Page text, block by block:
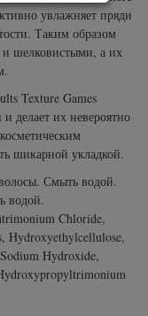
увлажняет пряди
Таким образом
и шелковистыми, а их
Texture Games
делает их невероятно
шикарной укладкой.
Смыть водой.
водой.
Chloride,
Hydroxyethylcellulose,
Hydroxide,